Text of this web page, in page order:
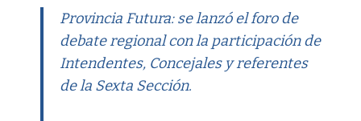
Provincia Futura: se lanzó el foro de
debate regional con la participación de
Intendentes, Concejales y referentes
de la Sexta Sección.